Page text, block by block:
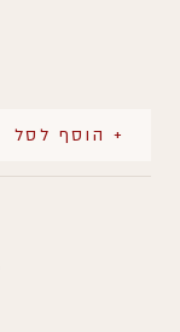
+ הוסף לסל